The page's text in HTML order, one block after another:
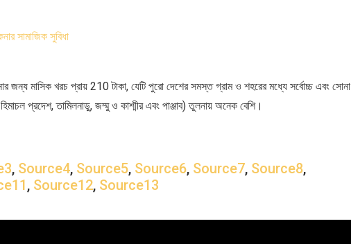
সামাজিক সুবিধা
জন্য মাসিক খরচ প্রায় 210 টাকা, যেটি পুরো দেশের সমস্ত গ্রাম ও শহরের মধ্যে সর্বোচ্চ এবং সোনা
প্রদেশ, তামিলনাড়ু, জম্মু ও কাশ্মীর এবং পাঞ্জাব) তুলনায় অনেক বেশি।
, Source4, Source5, Source6, Source7, Source8,
, Source12, Source13